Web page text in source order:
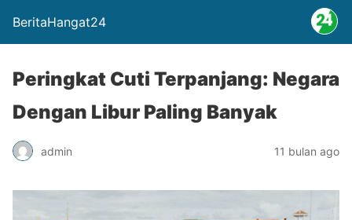
BeritaHangat24
Peringkat Cuti Terpanjang: Negara
Dengan Libur Paling Banyak
admin 11 bulan ago